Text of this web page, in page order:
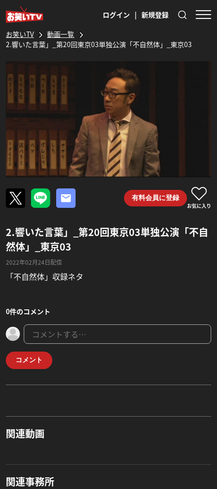
ログイン | 新規登録
お笑いTV
動画一覧
2.響いた言葉」_第20回東京03単独公演「不自然体」_東京03
有料会員に登録
お気に入り
2.響いた言葉」_第20回東京03単独公演「不自
然体」_東京03
2022年02月24日配信
「不自然体」収録ネタ
0件のコメント
コメント
関連動画
関連事務所